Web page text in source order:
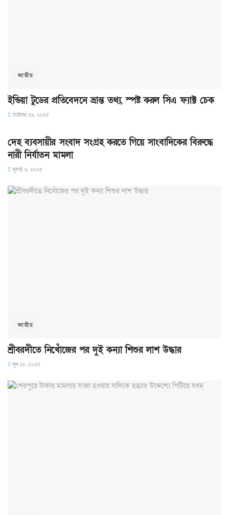
জাতীয়
ইন্ডিয়া টুডের প্রতিবেদনে ভ্রান্ত তথ্য, স্পষ্ট করল সিএ ফ্যাক্ট চেক
অক্টোবর ২৯, ২০২৫
অপরাধ সংবাদ
দেহ ব্যবসায়ীর সংবাদ সংগ্রহ করতে গিয়ে সাংবাদিকের বিরুদ্ধে
নারী নির্যাতন মামলা
জুলাই ৯, ২০২৫
জাতীয়
শ্রীবরদীতে নিখোঁজের পর দুই কন্যা শিশুর লাশ উদ্ধার
জুন ১৮, ২০২৫